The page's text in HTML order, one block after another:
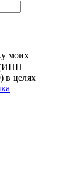
моих
(ИНН
в целях